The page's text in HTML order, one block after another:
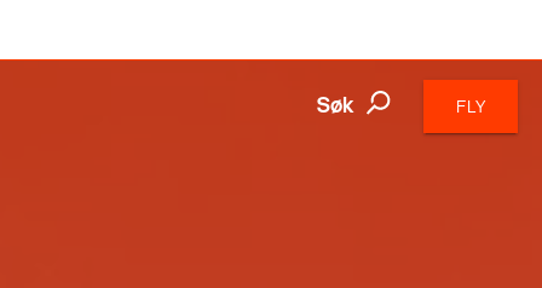
Søk FLY